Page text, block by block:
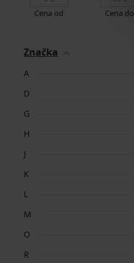
Cena od Cena do
Značka
A
D
G
H
J
K
L
M
O
R